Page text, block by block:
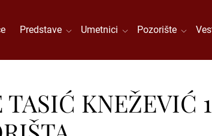
Predstave Umetnici Pozorište
KNEŽEVIĆ